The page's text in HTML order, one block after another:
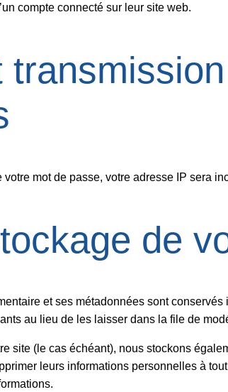
compte connecté sur leur site web.
mot de passe, votre adresse IP sera
de
et ses métadonnées sont
au lieu de les laisser dans la file de
site (le cas échéant), nous stockons
leurs informations personnelles à